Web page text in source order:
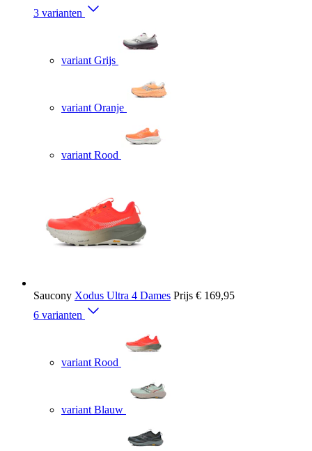
3 varianten
variant Grijs
variant Oranje
variant Rood
Saucony Xodus Ultra 4 Dames Prijs € 169,95
6 varianten
variant Rood
variant Blauw